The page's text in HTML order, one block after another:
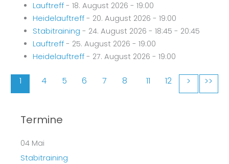
Lauftreff- 18. August 2026 - 19:00
Heidelauftreff- 20. August 2026 - 19:00
Stabitraining - 24. August 2026 - 18:45 - 20:45
Lauftreff- 25. August 2026 - 19:00
Heidelauftreff- 27. August 2026 - 19:00
1 4 5 6 7 8 9 10
11 12 > >>
Termine
04 Mai
Stabitraining